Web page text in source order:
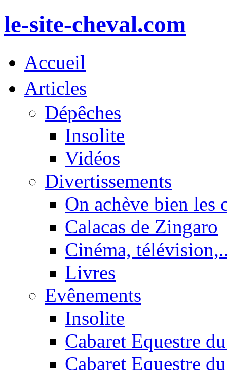
le-site-cheval.com
Accueil
Articles
Dépêches
Insolite
Vidéos
Divertissements
On achève bien les
Calacas de Zingaro
Cinéma,
Livres
Evênements
Insolite
Cabaret Equestre
Cabaret Equestre